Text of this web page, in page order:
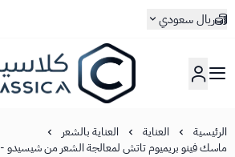
ريال سعودي
كلاسيكا
الرئيسية العناية
العناية بالشعر
ماسك فينو بريميوم تاتش لمعالجة الشعر من شيسيدو - 230 جم